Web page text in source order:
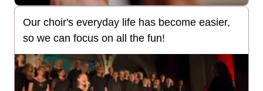
Our choir's everyday life has become easier,
so we can focus on all the fun!